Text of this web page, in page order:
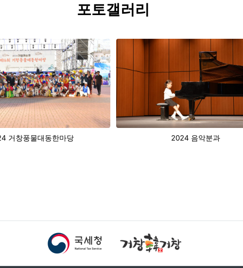
포토갤러리
2024 음악분과 2024 서예분과